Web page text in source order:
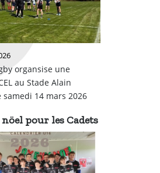
organsise une
au Stade Alain
samedi 14 mars 2026
nöel pour les Cadets